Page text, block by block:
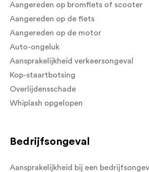
Aangereden op bromfiets of scooter
Aangereden op de fiets
Aangereden op de motor
Auto-ongeluk
Aansprakelijkheid verkeersongeval
Kop-staartbotsing
Overlijdensschade
Whiplash opgelopen
Bedrijfsongeval
Aansprakelijkheid bij een